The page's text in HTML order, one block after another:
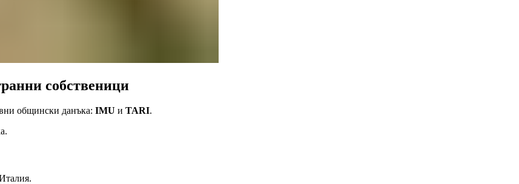
собственици
общински данъка: IMU и TARI.